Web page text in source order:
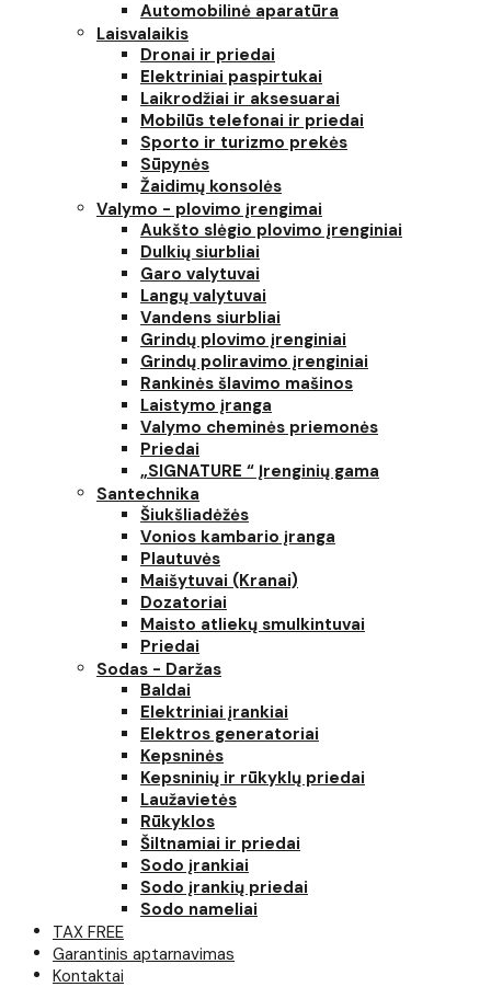
Automobilinė aparatūra
Laisvalaikis
Dronai ir priedai
Elektriniai paspirtukai
Laikrodžiai ir aksesuarai
Mobilūs telefonai ir priedai
Sporto ir turizmo prekės
Sūpynės
Žaidimų konsolės
Valymo - plovimo įrengimai
Aukšto slėgio plovimo įrenginiai
Dulkių siurbliai
Garo valytuvai
Langų valytuvai
Vandens siurbliai
Grindų plovimo įrenginiai
Grindų poliravimo įrenginiai
Rankinės šlavimo mašinos
Laistymo įranga
Valymo cheminės priemonės
Priedai
„SIGNATURE “ Įrenginių gama
Santechnika
Šiukšliadėžės
Vonios kambario įranga
Plautuvės
Maišytuvai (Kranai)
Dozatoriai
Maisto atliekų smulkintuvai
Priedai
Sodas - Daržas
Baldai
Elektriniai įrankiai
Elektros generatoriai
Kepsninės
Kepsninių ir rūkyklų priedai
Laužavietės
Rūkyklos
Šiltnamiai ir priedai
Sodo įrankiai
Sodo įrankių priedai
Sodo nameliai
TAX FREE
Garantinis aptarnavimas
Kontaktai